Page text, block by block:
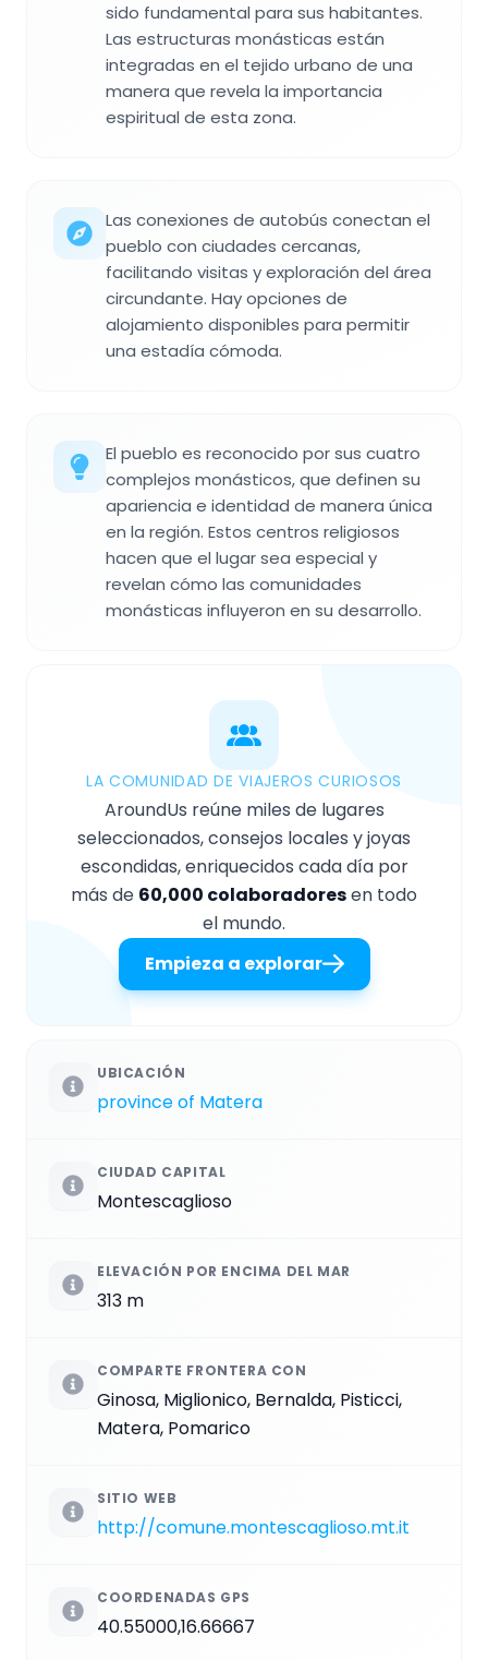
sido fundamental para sus habitantes.
Las estructuras monásticas están
integradas en el tejido urbano de una
manera que revela la importancia
espiritual de esta zona.
Las conexiones de autobús conectan el
pueblo con ciudades cercanas,
facilitando visitas y exploración del área
circundante. Hay opciones de
alojamiento disponibles para permitir
una estadía cómoda.
El pueblo es reconocido por sus cuatro
complejos monásticos, que definen su
apariencia e identidad de manera única
en la región. Estos centros religiosos
hacen que el lugar sea especial y
revelan cómo las comunidades
monásticas influyeron en su desarrollo.
LA COMUNIDAD DE VIAJEROS CURIOSOS
AroundUs reúne miles de lugares
seleccionados, consejos locales y joyas
escondidas, enriquecidos cada día por
más de 60,000 colaboradoresen todo
el mundo.
Empieza a explorar
UBICACIÓN
province of Matera
CIUDAD CAPITAL
Montescaglioso
ELEVACIÓN POR ENCIMA DEL MAR
313 m
COMPARTE FRONTERA CON
Ginosa, Miglionico, Bernalda, Pisticci,
Matera, Pomarico
SITIO WEB
http://comune.montescaglioso.mt.it
COORDENADAS GPS
40.55000,16.66667